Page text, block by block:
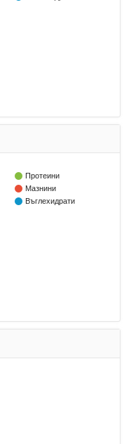
Протеини
Мазнини
Въглехидрати